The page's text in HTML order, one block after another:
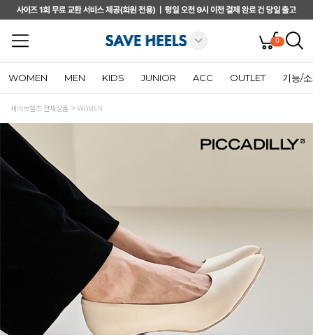
0
WOMEN MEN KIDS JUNIOR ACC OUTLET 기능/
세이브힐즈 전체상품 WOMEN